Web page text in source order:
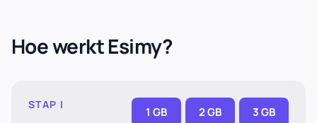
Hoe werkt Esimy?
STAP I
1 GB 2 GB 3 GB